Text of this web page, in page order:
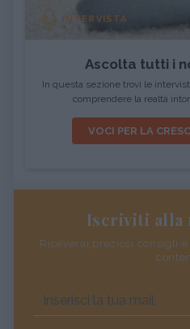
INTERVISTA
Ascolta tutti i
In questa sezione trovi le
comprendere la realtà
VOCI PER LA
Iscriviti alla
Riceverai preziosi consigli